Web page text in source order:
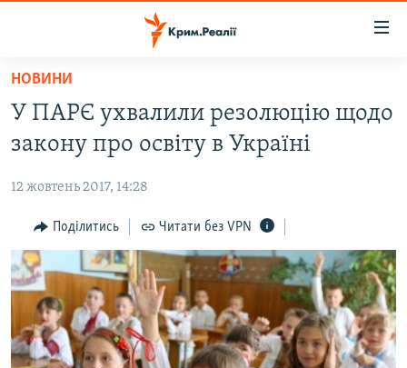
Перейти
основного
матеріалу
до
навігації
Перейти
до
пошуку
ВОДА.КРИМ
ВІДЕО ТА ФОТО
ПОЛІТИКА
БЛОГИ
ПОГЛЯД
ІНТЕРВ'Ю
ВСЕ ЗА ДЕНЬ
СПЕЦПРОЕКТИ
НОВИНИ
У ПАРЄ ухвалили резолюцію щодо
закону про освіту в Україні
12 жовтень 2017, 14:28
Поділитись Читати без VPN